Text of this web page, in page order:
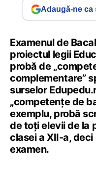
Adaugă-ne ca
Examenul de
proiectul legii
probă de
complementare”
surselor
„competențe de
exemplu, probă
de toți elevii de la
clasei a XII-a,
examen.